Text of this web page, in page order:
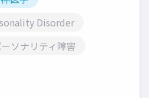
Disorder
ソナリティ障害